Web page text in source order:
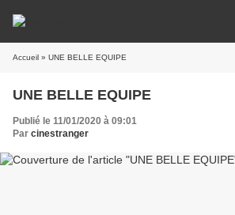
Accueil » UNE BELLE EQUIPE
UNE BELLE EQUIPE
Publié le 11/01/2020 à 09:01
Par cinestranger